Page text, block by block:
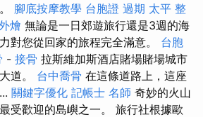
腳底按摩教學 台胞證 過期 太平 整
燴 無論是一日郊遊旅行還是3週的海
對您從回家的旅程完全滿意。 台胞
- 接骨 拉斯維加斯酒店賭場賭場城市
道。 台中喬骨 在這條道路上，這座
關鍵字優化 記帳士 名師 奇妙的火山
受歡迎的島嶼之一。 旅行社根據歐